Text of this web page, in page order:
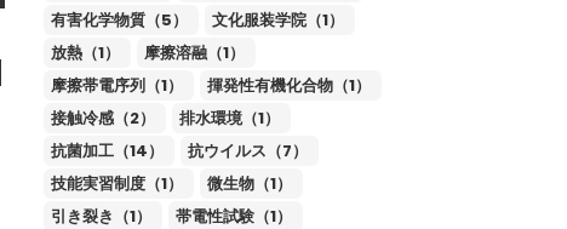
有害化学物質（5）
文化服装学院（1）
放熱（1）
摩擦溶融（1）
摩擦帯電序列（1）
揮発性有機化合物（1）
接触冷感（2）
排水環境（1）
抗菌加工（14）
抗ウイルス（7）
技能実習制度（1）
微生物（1）
引き裂き（1）
帯電性試験（1）